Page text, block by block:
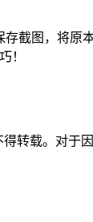
截图，将原
！
转载。对于